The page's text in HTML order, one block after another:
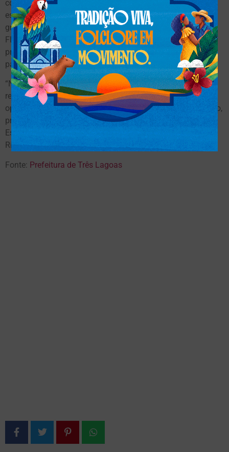
confirmados e será realizado na Arena Mix. As inscrições
estão abertas pelo site: www.showflorestal.com.br e são
gratuitas se forem feitas antecipadamente. Além do Show
Florestal, a programação paralela à feira deve atrair
profissionais de todas as regiões do Brasil e de outros
países.
“Nossa expectativa é a melhor possível. Há uma demanda
represada por encontros presenciais. A feira será uma
oportunidade de reencontrarmos grandes parceiros e, lógico,
proporcionar um ambiente para realizações de negócios.
Este sempre foi um dos propósitos da Malinovski”, explica
Ricardo Malinovski, CEO da empresa organizadora.
Fonte: Prefeitura de Três Lagoas